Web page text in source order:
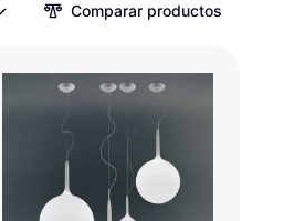
Comparar productos